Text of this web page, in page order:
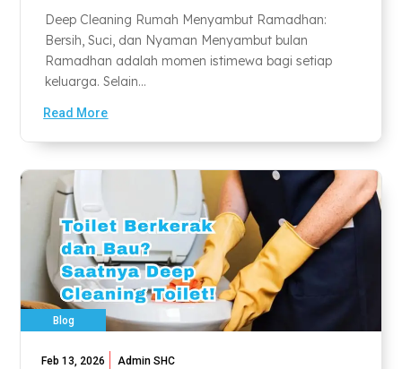
Deep Cleaning Rumah Menyambut Ramadhan:
Bersih, Suci, dan Nyaman Menyambut bulan
Ramadhan adalah momen istimewa bagi setiap
keluarga. Selain...
Read More
Blog
Feb 13, 2026 Admin SHC